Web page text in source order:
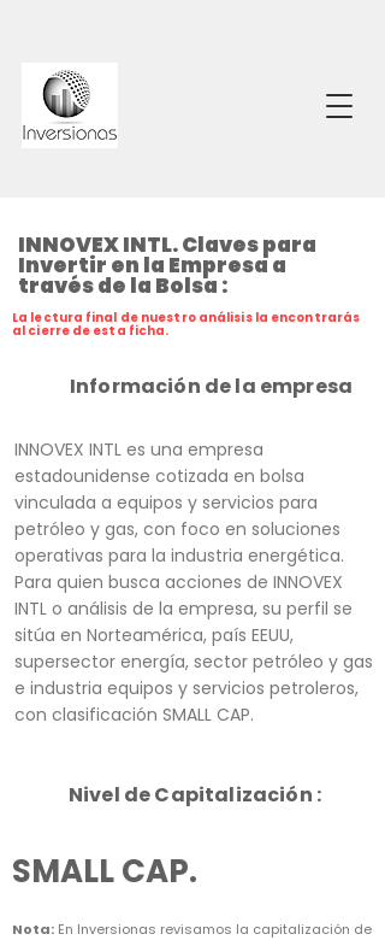
INNOVEX INTL. Claves para
Invertir en la Empresa a
través de la Bolsa :
La lectura final de nuestro análisis la encontrarás
al cierre de esta ficha.
Información de la empresa
INNOVEX INTL es una empresa
estadounidense cotizada en bolsa
vinculada a equipos y servicios para
petróleo y gas, con foco en soluciones
operativas para la industria energética.
Para quien busca acciones de INNOVEX
INTL o análisis de la empresa, su perfil se
sitúa en Norteamérica, país EEUU,
supersector energía, sector petróleo y gas
e industria equipos y servicios petroleros,
con clasificación SMALL CAP.
Nivel de Capitalización :
SMALL CAP.
Nota: En Inversionas revisamos la capitalización de